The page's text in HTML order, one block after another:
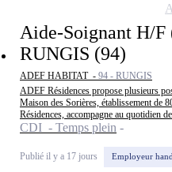
Aide-Soignant H/F
RUNGIS (94)
ADEF HABITAT - 94 - RUNGIS
ADEF Résidences propose plusieurs
Maison des Sorières, établissement de
Résidences, accompagne au quotidien
CDI - Temps plein
Publié il y a 17 jours Employeur